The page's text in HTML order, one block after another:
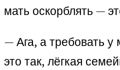
мать оскорблять —
— Ага, а требовать у
это так, лёгкая